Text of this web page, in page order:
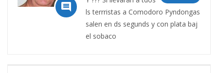

ls terrristas a Comodoro Pyndongas
salen en ds segunds y con plata baj
el sobaco